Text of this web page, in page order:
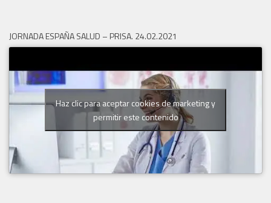
JORNADA ESPAÑA SALUD – PRISA. 24.02.2021
Haz clic para aceptar cookies de marketing y
permitir este contenido